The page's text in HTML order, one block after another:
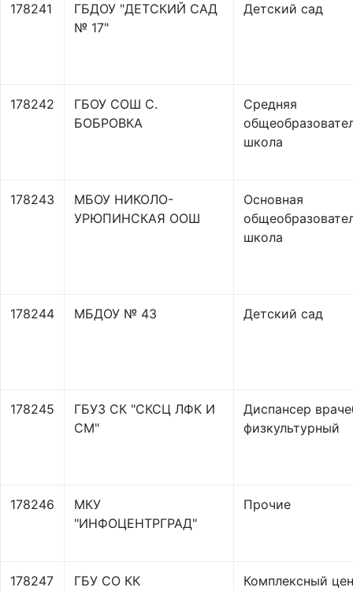
178241
ГБДОУ "ДЕТСКИЙ САД
№ 17"
Детский сад
178242
ГБОУ СОШ С.
БОБРОВКА
Средняя
школа
178243
МБОУ НИКОЛО-
УРЮПИНСКАЯ ООШ
Основная
школа
178244 МБДОУ № 43 Детский сад
178245
ГБУЗ СК "СКСЦ ЛФК И
СМ"
Диспансер
физкультурный
178246
МКУ
"ИНФОЦЕНТРГРАД"
Прочие
178247
ГБУ СО КК
Комплексный